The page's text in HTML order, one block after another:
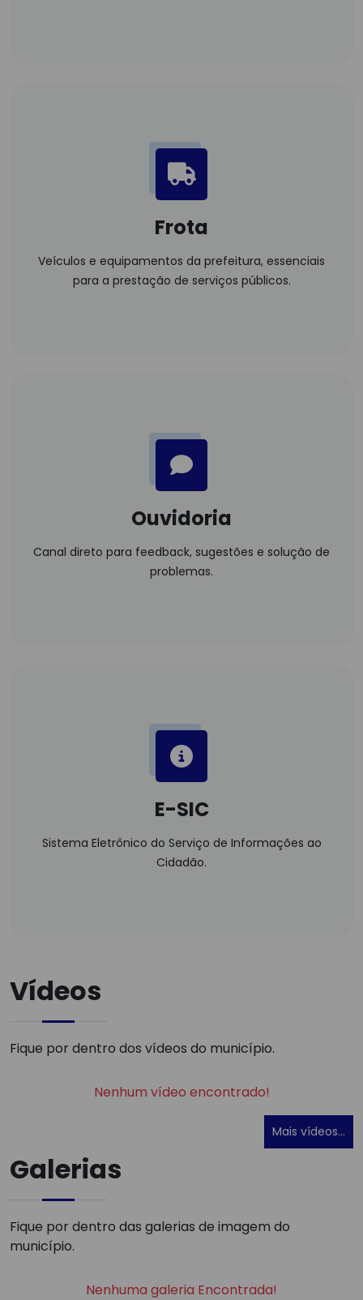
Frota
Veículos e equipamentos da prefeitura, essenciais
para a prestação de serviços públicos.
Ouvidoria
Canal direto para feedback, sugestões e solução de
problemas.
E-SIC
Sistema Eletrônico do Serviço de Informações ao
Cidadão.
Vídeos
Fique por dentro dos vídeos do município.
Nenhum vídeo encontrado!
Mais vídeos...
Galerias
Fique por dentro das galerias de imagem do
município.
Nenhuma galeria Encontrada!